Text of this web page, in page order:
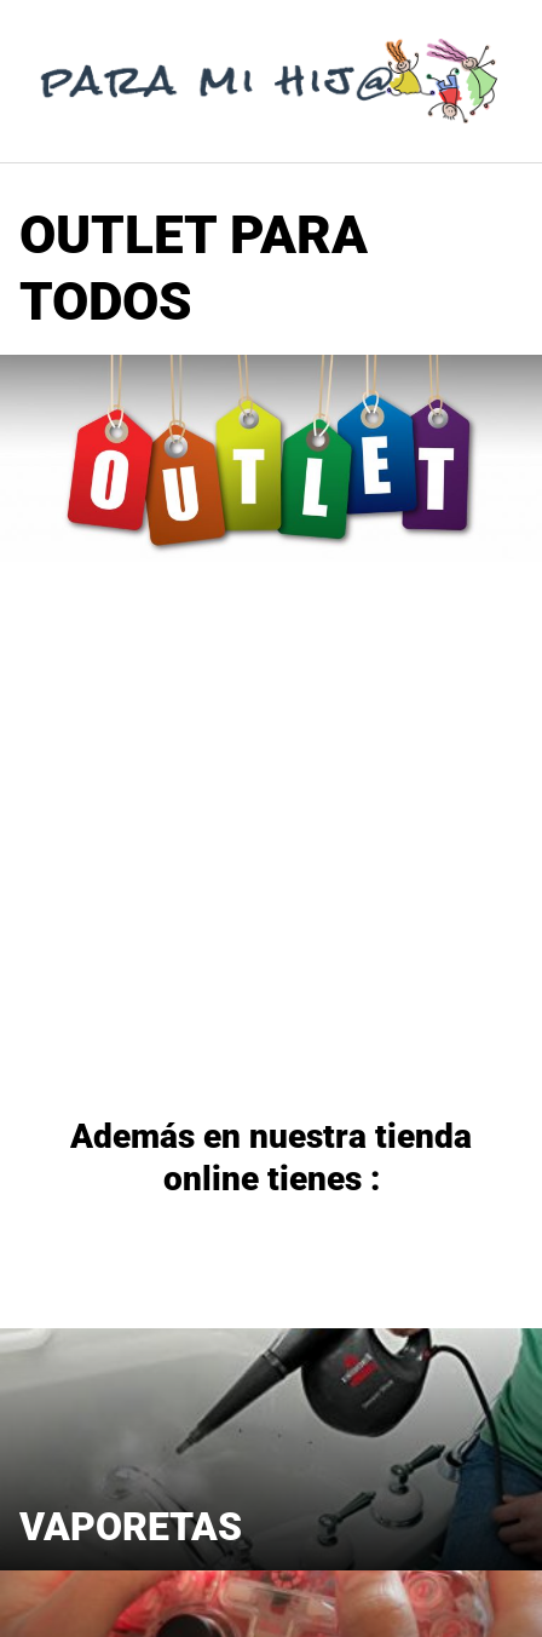
contenido
OUTLET PARA
TODOS
Además en nuestra tienda
online tienes :
VAPORETAS